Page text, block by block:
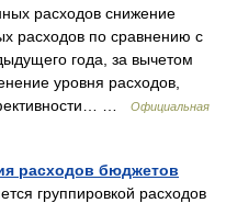
расходов снижение
расходов по сравнению с
года, за вычетом
уровня расходов,
…
Официальная
расходов бюджетов
группировкой расходов